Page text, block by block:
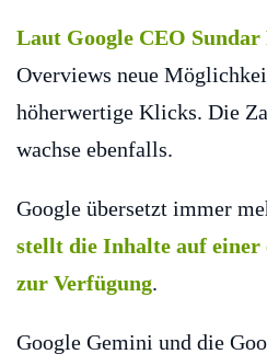
Laut Google CEO Sundar
Overviews neue
höherwertige Klicks. Die
wachse ebenfalls.
Google übersetzt immer
stellt die Inhalte auf einer
zur Verfügung.
Google Gemini und die